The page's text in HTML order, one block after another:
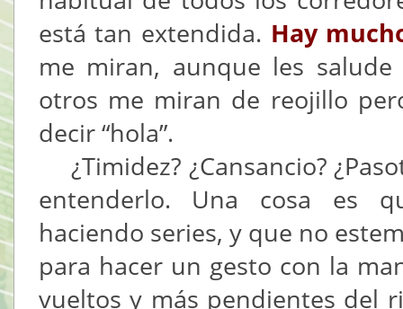
está tan extendida. Hay
me miran, aunque les
otros me miran de reojillo
decir “hola”.
¿Timidez? ¿Cansancio?
entenderlo. Una cosa es
haciendo series, y que no
para hacer un gesto con la
vueltos y más pendientes del